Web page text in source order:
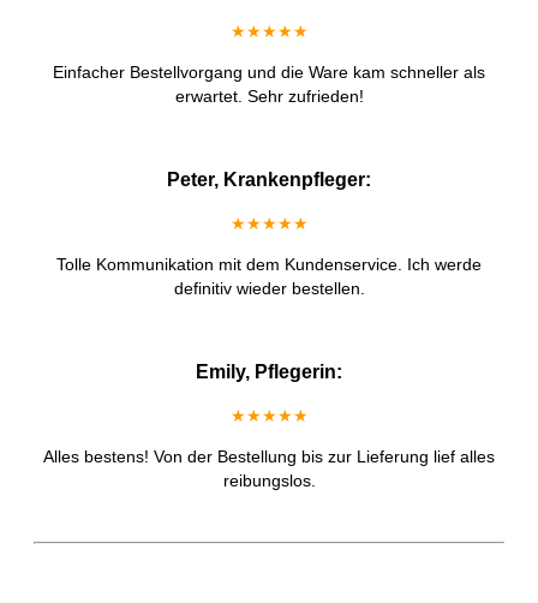
★★★★★
Einfacher Bestellvorgang und die Ware kam schneller als
erwartet. Sehr zufrieden!
Peter, Krankenpfleger:
★★★★★
Tolle Kommunikation mit dem Kundenservice. Ich werde
definitiv wieder bestellen.
Emily, Pflegerin:
★★★★★
Alles bestens! Von der Bestellung bis zur Lieferung lief alles
reibungslos.